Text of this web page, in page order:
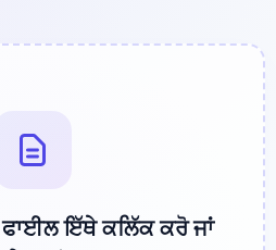
ਇੱਥੇ ਕਲਿੱਕ ਕਰੋ ਜਾਂ